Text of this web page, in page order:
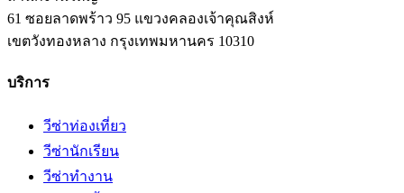
61 ซอยลาดพร้าว 95 แขวงคลองเจ้าคุณสิงห์
เขตวังทองหลาง กรุงเทพมหานคร 10310
บริการ
วีซ่าท่องเที่ยว
วีซ่านักเรียน
วีซ่าทำงาน